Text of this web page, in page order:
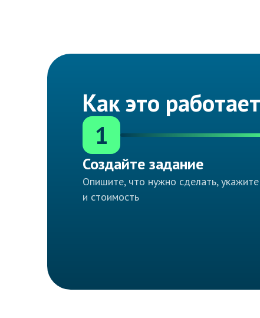
Как это
1
Создайте задание
Опишите, что нужно сделать,
и стоимость